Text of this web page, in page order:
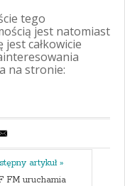
tego
jest natomiast
całkowicie
na stronie:
artykuł »
FM uruchamia